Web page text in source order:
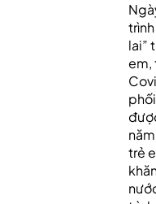
lai”
em,
trẻ